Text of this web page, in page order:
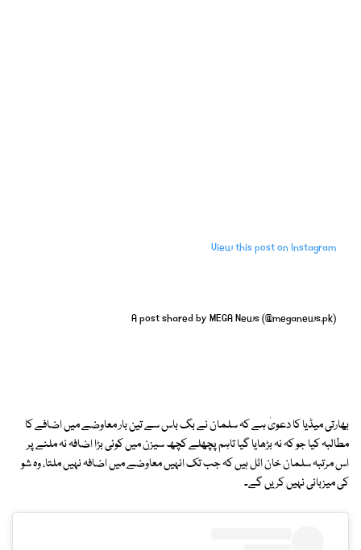
View this post on Instagram
A post shared by MEGA News (@meganews.pk)
بھارتی میڈیا کا دعویٰ ہے کہ سلمان نے بگ باس سے تین بار معاوضے میں اضافے کا
مطالبہ کیا جو کہ نہ بڑھایا گیا تاہم پچھلے کچھ سیزن میں کوئی بڑا اضافہ نہ ملنے پر
اس مرتبہ سلمان خان اٹل ہیں کہ جب تک انہیں معاوضے میں اضافہ نہیں ملتا، وہ شو
کی میزبانی نہیں کریں گے۔